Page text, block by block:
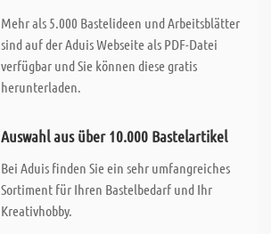
Mehr als 5.000 Bastelideen und Arbeitsblätter
sind auf der Aduis Webseite als PDF-Datei
verfügbar und Sie können diese gratis
herunterladen.
Auswahl aus über 10.000 Bastelartikel
Bei Aduis finden Sie ein sehr umfangreiches
Sortiment für Ihren Bastelbedarf und Ihr
Kreativhobby.